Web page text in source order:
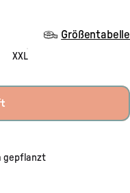
Größentabelle
XXL
gepflanzt